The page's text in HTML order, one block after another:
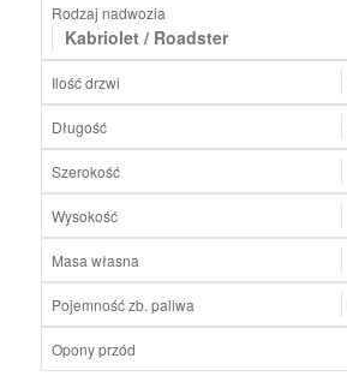
Rodzaj nadwozia
Kabriolet / Roadster
Ilość drzwi
Długość
Szerokość
Wysokość
Masa własna
Pojemność zb. paliwa
Opony przód